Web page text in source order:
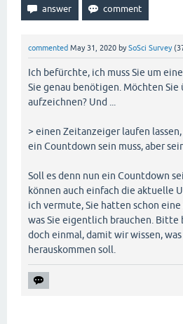
    recordRTC =
new
    buttonStart.disabled =
// Remove warning
    document.getElementById(
}
function init () {
    buttonStop.disabled =
        video:
false,
        audio:
true
    };
function onError
      alert(
"Ihr Computer
    }
};
var seconds =
if (seconds.length <
var displayNode =
// Initialisierung der
// Zusätzlicher Timer für
// Timer für
// -->
</script>
commented May 31, 2020 bySoSci Survey (
Ich befürchte, ich muss Sie um
Sie genau benötigen. Möchten
aufzeichnen? Und ...
> einen Zeitanzeiger laufen
ein Countdown sein muss, aber
Soll es denn nun ein Countdown
können auch einfach die aktuelle
ich vermute, Sie hatten schon
was Sie eigentlich brauchen. Bitte
doch einmal, damit wir wissen, was
herauskommen soll.